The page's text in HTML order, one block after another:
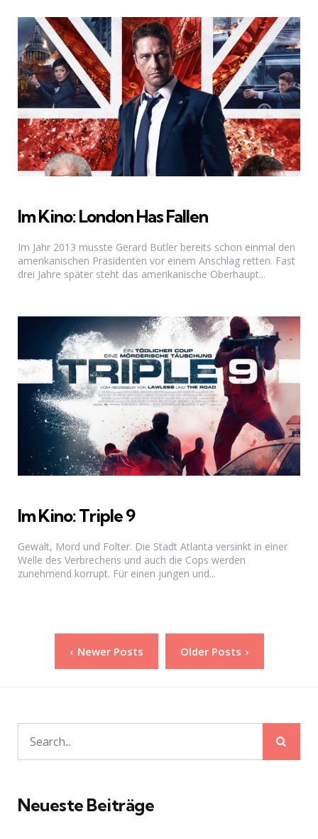
Im Kino: London Has Fallen
Im Jahr 2013 musste Gerard Butler bereits schon einmal den
amerikanischen Präsidenten vor einem Anschlag retten. Fast
drei Jahre später steht das amerikanische Oberhaupt...
Im Kino: Triple 9
Gewalt, Mord und Folter. Die Stadt Atlanta versinkt in einer
Welle des Verbrechens und auch die Cops werden
zunehmend korrupt. Für einen jungen und...
Seitennummerierung
Newer Posts Older Posts
Search
for:
Neueste Beiträge